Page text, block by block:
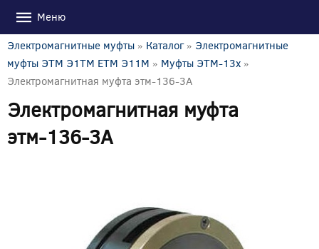
Меню
Электромагнитные муфты » Каталог» Электромагнитные
муфты ЭТМ Э1ТМ ETM Э11М » Муфты ЭТМ-13x »
Электромагнитная муфта этм-136-3А
Электромагнитная муфта
этм-136-3А